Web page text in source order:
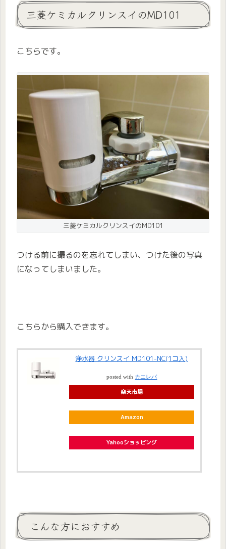
三菱ケミカルクリンスイのMD101
こちらです。
三菱ケミカルクリンスイのMD101
つける前に撮るのを忘れてしまい、つけた後の写真
になってしまいました。
こちらから購入できます。
浄水器 クリンスイ MD101-NC(1コ入)
posted with カエレバ
楽天市場
Amazon
Yahooショッピング
こんな方におすすめ